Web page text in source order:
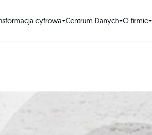
cyfrowa Centrum Danych O firmie